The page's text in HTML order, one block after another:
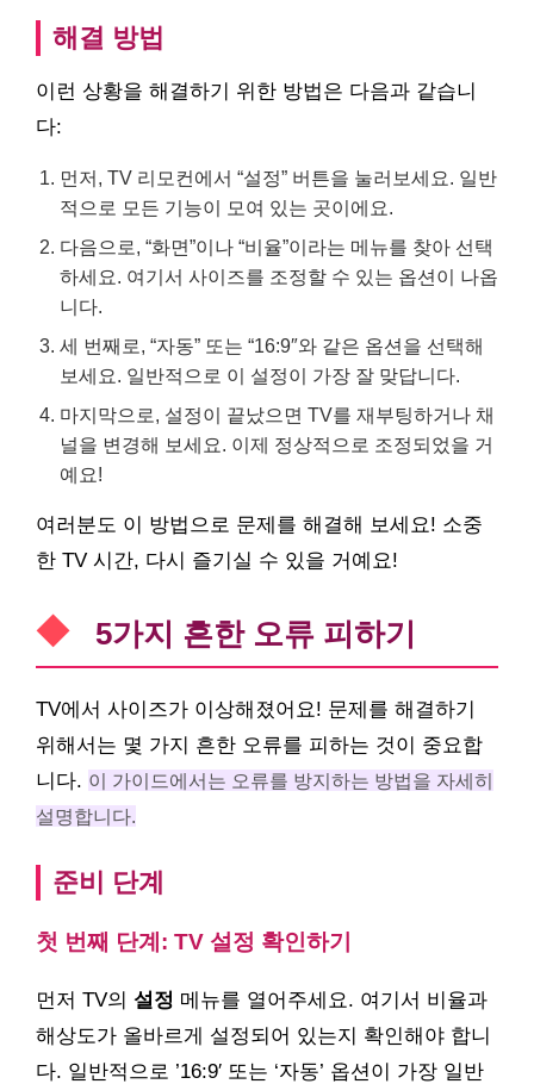
해결 방법
이런 상황을 해결하기 위한 방법은 다음과 같습니
다:
먼저, TV 리모컨에서 “설정” 버튼을 눌러보세요. 일반
적으로 모든 기능이 모여 있는 곳이에요.
다음으로, “화면”이나 “비율”이라는 메뉴를 찾아 선택
하세요. 여기서 사이즈를 조정할 수 있는 옵션이 나옵
니다.
세 번째로, “자동” 또는 “16:9″와 같은 옵션을 선택해
보세요. 일반적으로 이 설정이 가장 잘 맞답니다.
마지막으로, 설정이 끝났으면 TV를 재부팅하거나 채
널을 변경해 보세요. 이제 정상적으로 조정되었을 거
예요!
여러분도 이 방법으로 문제를 해결해 보세요! 소중
한 TV 시간, 다시 즐기실 수 있을 거예요!
5가지 흔한 오류 피하기
TV에서 사이즈가 이상해졌어요! 문제를 해결하기
위해서는 몇 가지 흔한 오류를 피하는 것이 중요합
니다. 이 가이드에서는 오류를 방지하는 방법을 자세히
설명합니다.
준비 단계
첫 번째 단계: TV 설정 확인하기
먼저 TV의 설정 메뉴를 열어주세요. 여기서 비율과
해상도가 올바르게 설정되어 있는지 확인해야 합니
다. 일반적으로 ’16:9′ 또는 ‘자동’ 옵션이 가장 일반